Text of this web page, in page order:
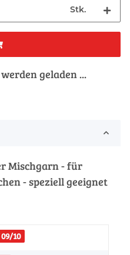
Stk.
geladen ...
Mischgarn - für
- speziell geeignet
10